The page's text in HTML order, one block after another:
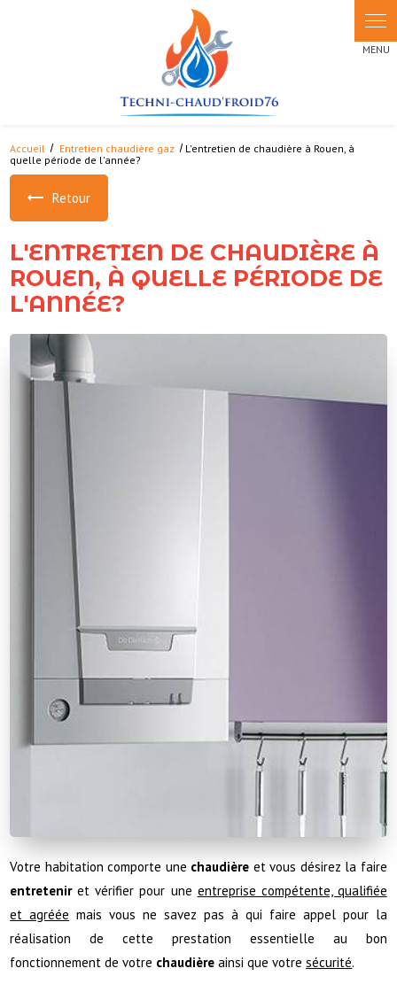
Accueil Entretien chaudière gaz
L'entretien de chaudière à Rouen, à
quelle période de l'année?
Retour
L'ENTRETIEN DE CHAUDIÈRE À
ROUEN, À QUELLE PÉRIODE DE
L'ANNÉE?
Votre habitation comporte une chaudière et vous désirez la faire
entreteniret vérifier pour une entreprise compétente, qualifiée
et agréée mais vous ne savez pas à qui faire appel pour la
réalisation de cette prestation essentielle au bon
fonctionnement de votre chaudière ainsi que votresécurité.